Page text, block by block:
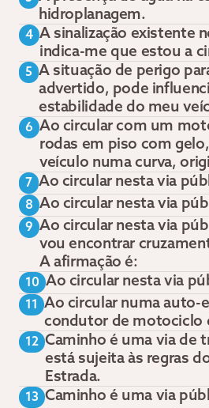
hidroplanagem.
4 A sinalização existente
indica-me que estou a
5 A situação de perigo
advertido, pode
estabilidade do meu
6 Ao circular com um
rodas em piso com
veículo numa curva,
7 Ao circular nesta via
8 Ao circular nesta via
9 Ao circular nesta via
vou encontrar
A afirmação é:
10 Ao circular nesta via
11 Ao circular numa auto-
condutor de motociclo
12 Caminho é uma via de
está sujeita às regras
Estrada.
13 Caminho é uma via